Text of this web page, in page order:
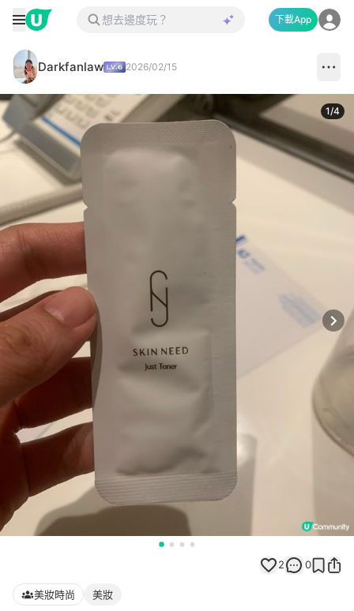
下載App
Darkfanlaw 2026/02/15
1/4
2 0
美妝時尚 美妝